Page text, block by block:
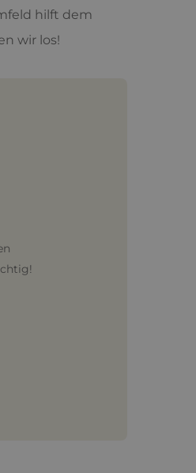
hilft dem
wir los!